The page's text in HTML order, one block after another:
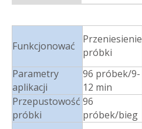
Funkcjonować
Przeniesienie
próbki
Parametry
aplikacji
96 próbek/9-
12 min
Przepustowość
próbki
96
próbek/bieg